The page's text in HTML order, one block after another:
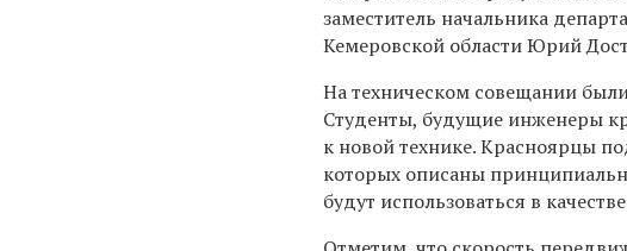
заместитель начальника
Кемеровской области Юрий
На техническом совещании
Студенты, будущие инженеры
к новой технике. Красноярцы
которых описаны
будут использоваться в